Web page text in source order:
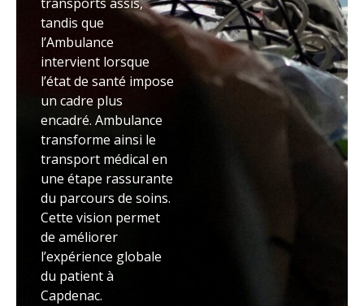
transports assis,
tandis que
l’Ambulance
intervient lorsque
l’état de santé impose
un cadre plus
encadré. Ambulance
transforme ainsi le
transport médical en
une étape rassurante
du parcours de soins.
Cette vision permet
de améliorer
l’expérience globale
du patient à
Capdenac.